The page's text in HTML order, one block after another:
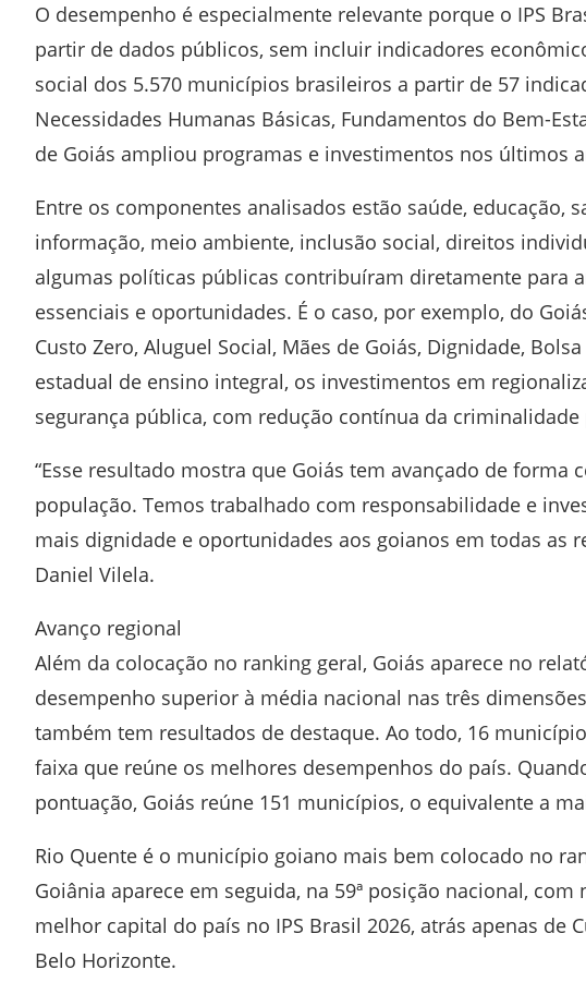
O desempenho é especialmente relevante porque o IPS
partir de dados públicos, sem incluir indicadores
social dos 5.570 municípios brasileiros a partir de 57
Necessidades Humanas Básicas, Fundamentos do Bem-
de Goiás ampliou programas e investimentos nos últimos
Entre os componentes analisados estão saúde, educação,
informação, meio ambiente, inclusão social, direitos
algumas políticas públicas contribuíram diretamente para
essenciais e oportunidades. É o caso, por exemplo, do
Custo Zero, Aluguel Social, Mães de Goiás, Dignidade,
estadual de ensino integral, os investimentos em
segurança pública, com redução contínua da
“Esse resultado mostra que Goiás tem avançado de
população. Temos trabalhado com responsabilidade e
mais dignidade e oportunidades aos goianos em todas as
Daniel Vilela.
Avanço regional
Além da colocação no ranking geral, Goiás aparece no
desempenho superior à média nacional nas três
também tem resultados de destaque. Ao todo, 16
faixa que reúne os melhores desempenhos do país.
pontuação, Goiás reúne 151 municípios, o equivalente a
Rio Quente é o município goiano mais bem colocado no
Goiânia aparece em seguida, na 59ª posição nacional, com
melhor capital do país no IPS Brasil 2026, atrás apenas de
Belo Horizonte.